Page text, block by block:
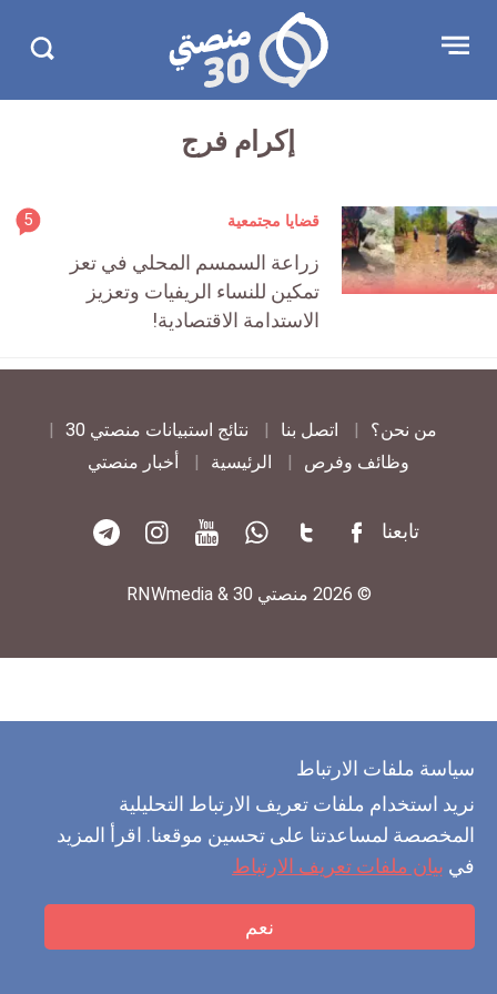
سياسة ملفات الارتباط
نريد استخدام ملفات تعريف الارتباط التحليلية
المخصصة لمساعدتنا على تحسين موقعنا. اقرأ المزيد
في بيان ملفات تعريف الارتباط
نعم
الإعلان
منصتي
30
إكرام فرج
قضايا مجتمعية 5
زراعة السمسم المحلي في تعز
تمكين للنساء الريفيات وتعزيز
الاستدامة الاقتصادية!
من نحن؟ اتصل بنا
نتائج استبيانات منصتي 30
وظائف وفرص
الرئيسية أخبار منصتي
تابعنا
© 2026 منصتي 30 & RNWmedia